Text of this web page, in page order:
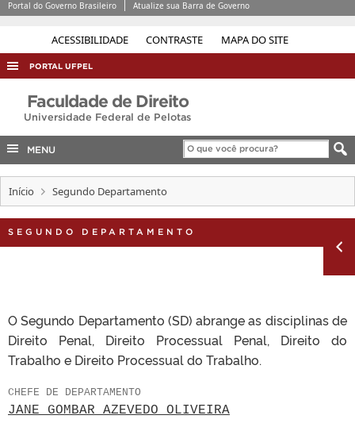
ACESSIBILIDADE CONTRASTE MAPA DO SITE
Portal do Governo Brasileiro Atualize sua Barra de Governo
PORTAL UFPEL
ACESSO À INFORMAÇÃO
AUDITORIA
COBALTO
INTERNACIONAL
Faculdade de Direito
Universidade Federal de Pelotas
MENU
Início Segundo Departamento
SEGUNDO DEPARTAMENTO
O Segundo Departamento (SD) abrange as disciplinas de
Direito Penal, Direito Processual Penal, Direito do
Trabalho e Direito Processual do Trabalho.
CHEFE DE DEPARTAMENTO
JANE GOMBAR AZEVEDO OLIVEIRA